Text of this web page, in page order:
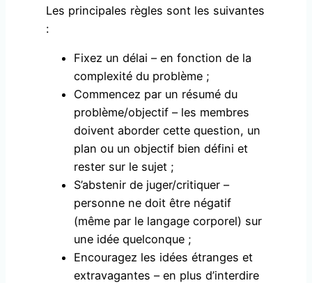
Les principales règles sont les suivantes
:
Fixez un délai – en fonction de la
complexité du problème ;
Commencez par un résumé du
problème/objectif – les membres
doivent aborder cette question, un
plan ou un objectif bien défini et
rester sur le sujet ;
S’abstenir de juger/critiquer –
personne ne doit être négatif
(même par le langage corporel) sur
une idée quelconque ;
Encouragez les idées étranges et
extravagantes – en plus d’interdire